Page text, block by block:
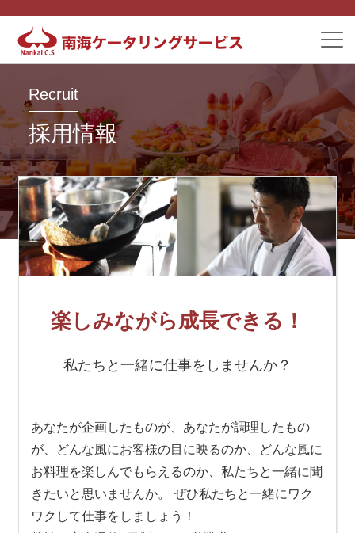
Recruit
採用情報
楽しみながら成長できる！
私たちと一緒に仕事をしませんか？
あなたが企画したものが、あなたが調理したもの
が、どんな風にお客様の目に映るのか、どんな風に
お料理を楽しんでもらえるのか、私たちと一緒に聞
きたいと思いませんか。 ぜひ私たちと一緒にワク
ワクして仕事をしましょう！